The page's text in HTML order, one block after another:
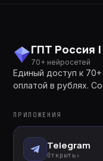
ГПТ Россия |
70+ нейросетей
Единый доступ к
оплатой в рублях.
ПРИЛОЖЕНИЯ
Telegram
Открыть ›